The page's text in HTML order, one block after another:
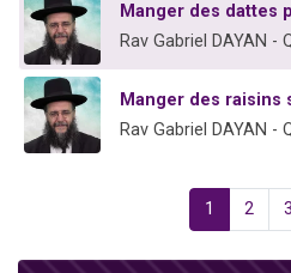
Manger des dattes
Rav Gabriel DAYAN -
Manger des raisins
Rav Gabriel DAYAN -
1 2 3